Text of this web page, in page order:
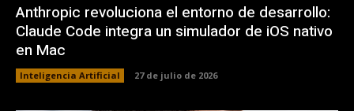
Anthropic revoluciona el entorno de desarrollo:
Claude Code integra un simulador de iOS nativo
en Mac
Inteligencia Artificial 27 de julio de 2026